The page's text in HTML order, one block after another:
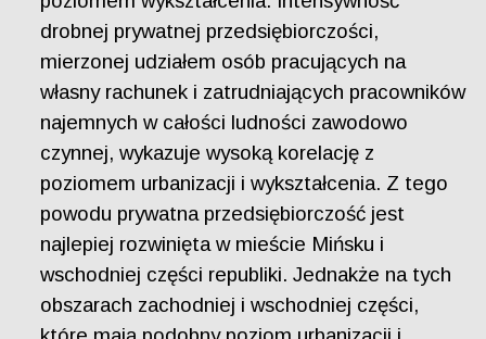
drobnej prywatnej przedsiębiorczości,
mierzonej udziałem osób pracujących na
własny rachunek i zatrudniających pracowników
najemnych w całości ludności zawodowo
czynnej, wykazuje wysoką korelację z
poziomem urbanizacji i wykształcenia. Z tego
powodu prywatna przedsiębiorczość jest
najlepiej rozwinięta w mieście Mińsku i
wschodniej części republiki. Jednakże na tych
obszarach zachodniej i wschodniej części,